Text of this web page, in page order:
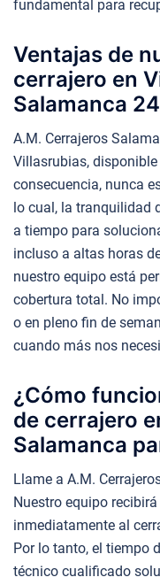
fundamental para
Ventajas de
cerrajero en
Salamanca
A.M. Cerrajeros
Villasrubias,
consecuencia, nunca
lo cual, la tranquilidad
a tiempo para
incluso a altas horas
nuestro equipo está
cobertura total. No
o en pleno fin de
cuando más nos
¿Cómo
de cerrajero
Salamanca
Llame a A.M.
Nuestro equipo
inmediatamente al
Por lo tanto, el tiempo
técnico cualificado